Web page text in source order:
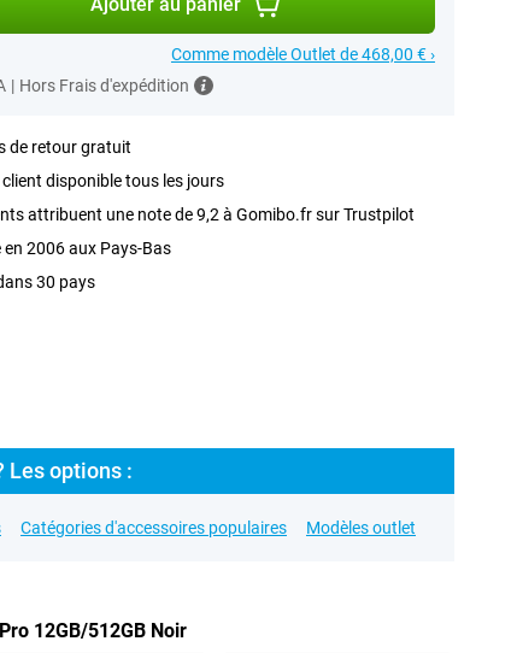
Comme modèle Outlet de 468,00 € ›
| Hors Frais d'expédition
de retour gratuit
client disponible tous les jours
attribuent une note de 9,2 à Gomibo.fr sur Trustpilot
en 2006 aux Pays-Bas
30 pays
Les options :
Catégories d'accessoires populaires Modèles outlet
12GB/512GB Noir